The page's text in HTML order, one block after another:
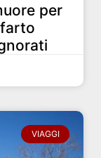
per
VIAGGI